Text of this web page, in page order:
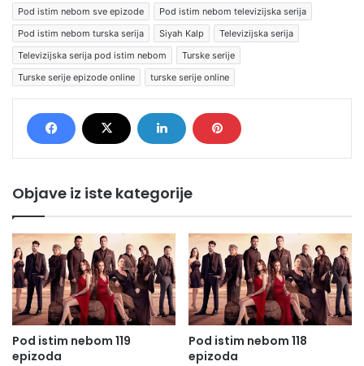
Pod istim nebom sve epizode
Pod istim nebom televizijska serija
Pod istim nebom turska serija
Siyah Kalp
Televizijska serija
Televizijska serija pod istim nebom
Turske serije
Turske serije epizode online
turske serije online
Objave iz iste kategorije
Pod istim nebom 119
epizoda
Pod istim nebom 118
epizoda